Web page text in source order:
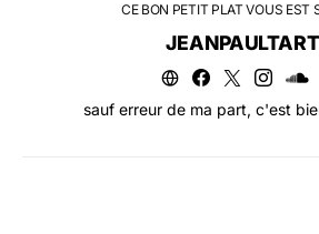
CE BON PETIT PLAT VOUS EST
sauf erreur de ma part, c'est